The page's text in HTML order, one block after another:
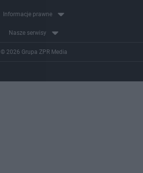
Informacje prawne
Nasze serwisy
© 2026 Grupa ZPR Media